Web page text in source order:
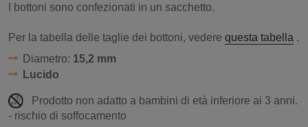
I bottoni sono confezionati in un sacchetto.
Per la tabella delle taglie dei bottoni, vedere questa tabella .
Diametro: 15,2 mm
Lucido
Prodotto non adatto a bambini di età inferiore ai 3 anni.
- rischio di soffocamento